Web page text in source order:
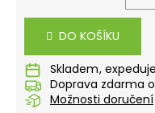
DO KOŠÍKU
Skladem
Doprava zdarma
Možnosti doručení
e
e
KLÍČENKA